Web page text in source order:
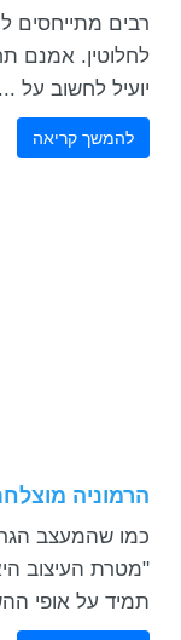
לחלוטין. אמנם
יועיל לחשוב על ...
להמשך קריאה
הרמוניה
כמו שהמעצב
"מטרת העיצוב
תמיד על אופי